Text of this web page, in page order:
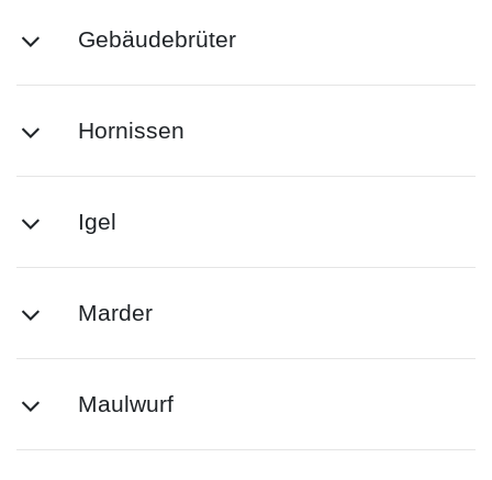
Gebäudebrüter
Hornissen
Igel
Marder
Maulwurf